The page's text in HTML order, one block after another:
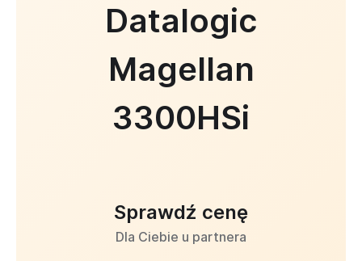
Datalogic
Magellan
3300HSi
Sprawdź cenę
Dla Ciebie u partnera